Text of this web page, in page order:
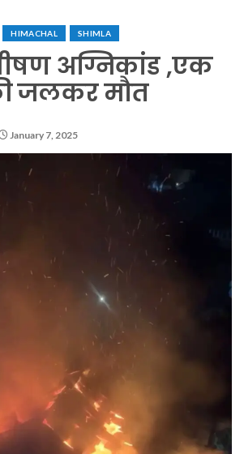
HIMACHAL SHIMLA
अग्निकांड ,एक
जलकर मौत
January 7, 2025